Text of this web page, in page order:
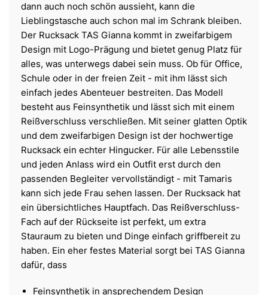
dann auch noch schön aussieht, kann die
Lieblingstasche auch schon mal im Schrank bleiben.
Der Rucksack TAS Gianna kommt in zweifarbigem
Design mit Logo-Prägung und bietet genug Platz für
alles, was unterwegs dabei sein muss. Ob für Office,
Schule oder in der freien Zeit - mit ihm lässt sich
einfach jedes Abenteuer bestreiten. Das Modell
besteht aus Feinsynthetik und lässt sich mit einem
Reißverschluss verschließen. Mit seiner glatten Optik
und dem zweifarbigen Design ist der hochwertige
Rucksack ein echter Hingucker. Für alle Lebensstile
und jeden Anlass wird ein Outfit erst durch den
passenden Begleiter vervollständigt - mit Tamaris
kann sich jede Frau sehen lassen. Der Rucksack hat
ein übersichtliches Hauptfach. Das Reißverschluss-
Fach auf der Rückseite ist perfekt, um extra
Stauraum zu bieten und Dinge einfach griffbereit zu
haben. Ein eher festes Material sorgt bei TAS Gianna
dafür, dass
Feinsynthetik in ansprechendem Design